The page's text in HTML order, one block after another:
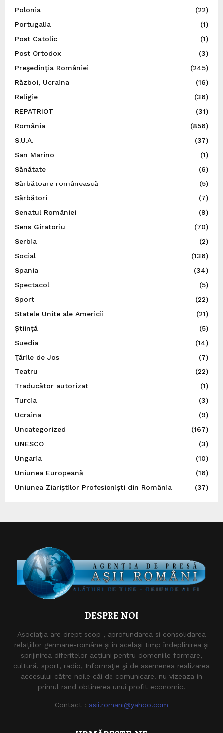
Polonia
(22)
Portugalia
(1)
Post Catolic
(1)
Post Ortodox
(3)
Preşedinţia României
(245)
Război, Ucraina
(16)
Religie
(36)
REPATRIOT
(31)
România
(856)
S.U.A.
(37)
San Marino
(1)
Sănătate
(6)
Sărbătoare românească
(5)
Sărbători
(7)
Senatul României
(9)
Sens Giratoriu
(70)
Serbia
(2)
Social
(136)
Spania
(34)
Spectacol
(5)
Sport
(22)
Statele Unite ale Americii
(21)
Știință
(5)
Suedia
(14)
Ţările de Jos
(7)
Teatru
(22)
Traducător autorizat
(1)
Turcia
(3)
Ucraina
(9)
Uncategorized
(167)
UNESCO
(3)
Ungaria
(10)
Uniunea Europeană
(16)
Uniunea Ziariștilor Profesioniști din România
(37)
DESPRE NOI
Asociaţia are drept scop , aprofundarea si consolidarea
relaţiilor germane-române şi în acelaşi timp îndeplinirea şi
sprijinirea diferitelor acţiuni pentru domeniile formare,
cultură, sport, radio, Informaţie şi de asemenea realizarea
accesului către noile căi de comunicare. nu vizeaza in
primul rand obtinerea unui profit economic.
Contact : asii.romani@yahoo.com